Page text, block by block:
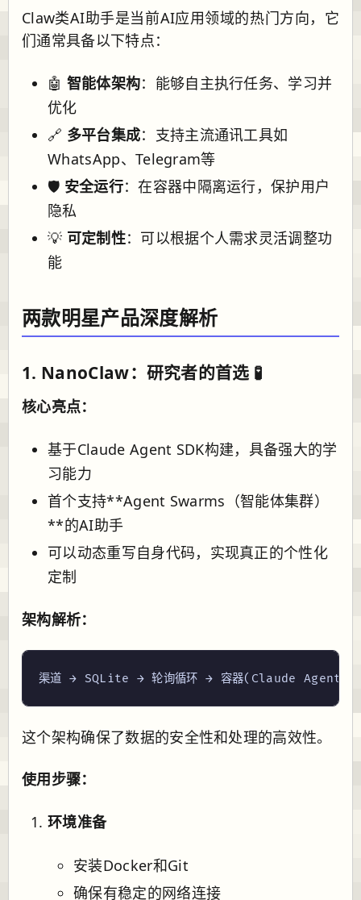
Claw类AI助手是当前AI应用领域的热门方向，它
们通常具备以下特点：
🤖 智能体架构：能够自主执行任务、学习并
优化
🔗 多平台集成：支持主流通讯工具如
WhatsApp、Telegram等
🛡️ 安全运行：在容器中隔离运行，保护用户
隐私
💡 可定制性：可以根据个人需求灵活调整功
能
两款明星产品深度解析
1. NanoClaw：研究者的首选 🧪
核心亮点：
基于Claude Agent SDK构建，具备强大的学
习能力
首个支持**Agent Swarms（智能体集群）
**的AI助手
可以动态重写自身代码，实现真正的个性化
定制
架构解析：
这个架构确保了数据的安全性和处理的高效性。
使用步骤：
环境准备
安装Docker和Git
确保有稳定的网络连接